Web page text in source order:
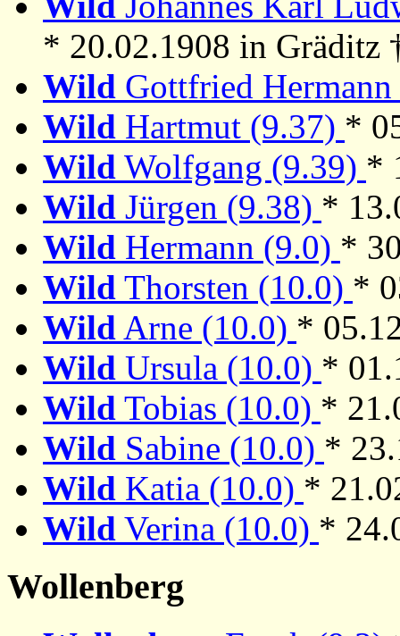
* 20.02.1908 in Gräditz
Wild Gottfried
Wild Hartmut (9.37) *
Wild Wolfgang (9.39) *
Wild Jürgen (9.38) *
Wild Hermann (9.0) *
Wild Thorsten (10.0) *
Wild Arne (10.0) *
Wild Ursula (10.0) *
Wild Tobias (10.0) *
Wild Sabine (10.0) *
Wild Katia (10.0) *
Wild Verina (10.0) *
Wollenberg